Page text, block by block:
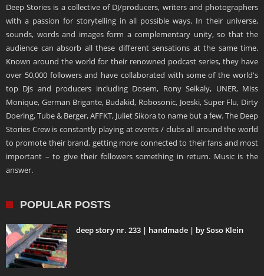
Deep Stories is a collective of DJ/producers, writers and photographers
with a passion for storytelling in all possible ways. In their universe,
sounds, words and images form a complementary unity, so that the
audience can absorb all these different sensations at the same time.
Known around the world for their renowned podcast series, they have
over 50,000 followers and have collaborated with some of the world's
top DJs and producers including Dosem, Rony Seikaly, UNER, Miss
Monique, German Brigante, Budakid, Robosonic, Joeski, Super Flu, Dirty
Doering, Tube & Berger, AFFKT, Juliet Sikora to name but a few. The Deep
Stories Crew is constantly playing at events / clubs all around the world
to promote their brand, getting more connected to their fans and most
important – to give their followers something in return. Music is the
answer.
POPULAR POSTS
deep story nr. 233 | handmade | by Soso Klein